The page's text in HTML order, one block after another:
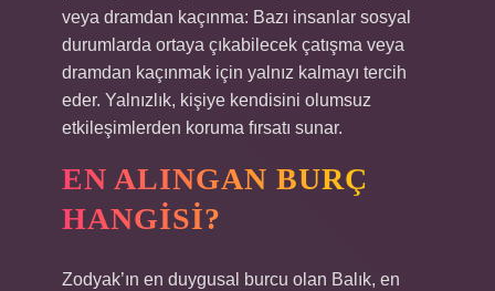
veya dramdan kaçınma: Bazı insanlar sosyal
durumlarda ortaya çıkabilecek çatışma veya
dramdan kaçınmak için yalnız kalmayı tercih
eder. Yalnızlık, kişiye kendisini olumsuz
etkileşimlerden koruma fırsatı sunar.
EN ALINGAN BURÇ
HANGISI?
Zodyak’ın en duygusal burcu olan Balık, en